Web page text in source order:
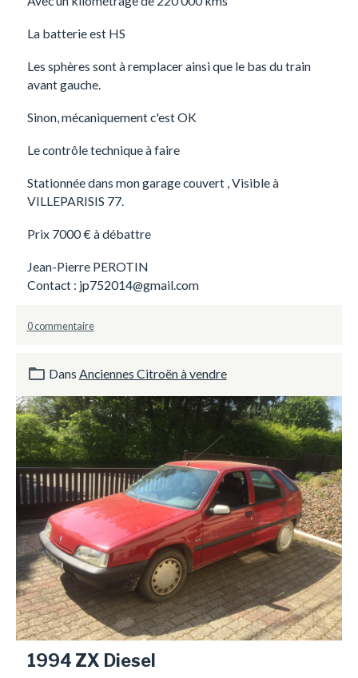
La batterie est HS
Les sphères sont à remplacer ainsi que le bas du train
avant gauche.
Sinon, mécaniquement c'est OK
Le contrôle technique à faire
Stationnée dans mon garage couvert , Visible à
VILLEPARISIS 77.
Prix 7000 € à débattre
Jean-Pierre PEROTIN
Contact : jp752014@gmail.com
0 commentaire
Dans Anciennes Citroën à vendre
1994 ZX Diesel